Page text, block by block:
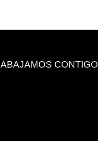
CONTIGO